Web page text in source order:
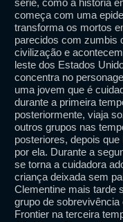
série, como a história
começa com uma
transforma os mortos
parecidos com zumbis
civilização e
leste dos Estados
concentra no
uma jovem que é
durante a primeira
posteriormente, viaja
outros grupos nas
posteriores, depois
por ela. Durante a
se torna a cuidadora
criança deixada sem
Clementine mais tarde
grupo de
Frontier na terceira